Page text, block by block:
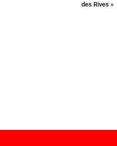
des Rives »